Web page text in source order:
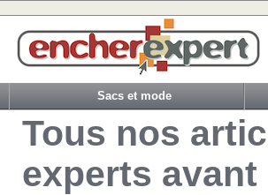
Sacs et mode
Tous nos
experts